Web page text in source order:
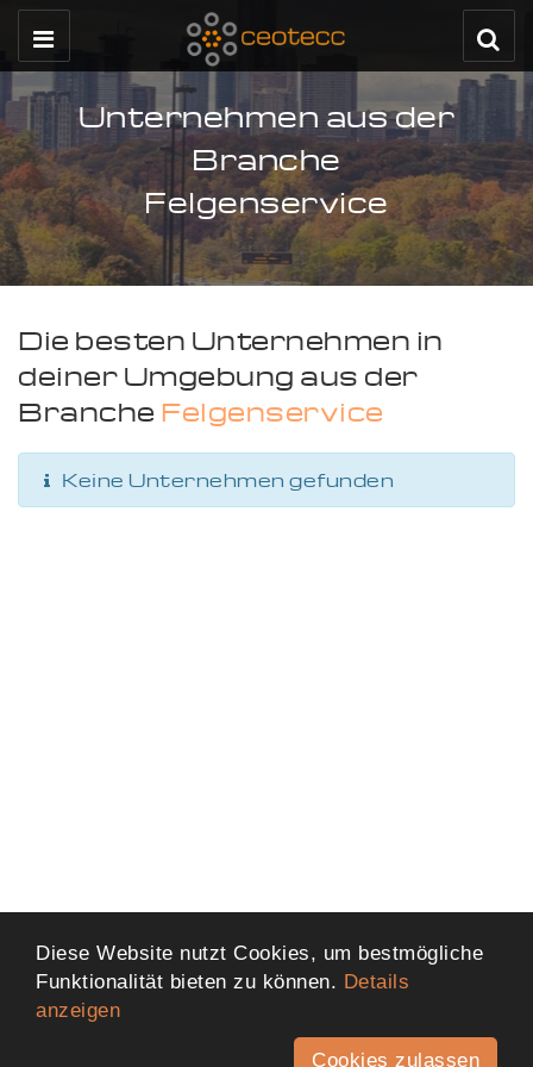
Unternehmen aus der
Branche
Felgenservice
Die besten Unternehmen in
deiner Umgebung aus der
Branche Felgenservice
Keine Unternehmen gefunden
Diese Website nutzt Cookies, um bestmögliche
Funktionalität bieten zu können. Details
anzeigen
Cookies zulassen